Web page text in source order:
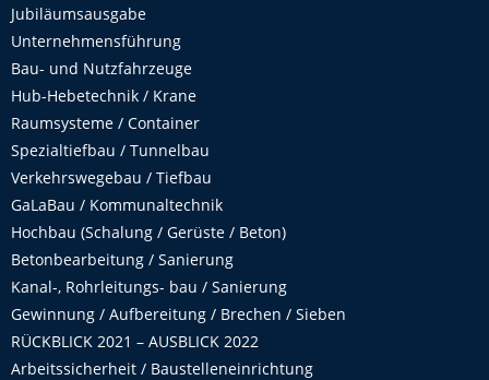
Jubiläumsausgabe
Unternehmensführung
Bau- und Nutzfahrzeuge
Hub-Hebetechnik / Krane
Raumsysteme / Container
Spezialtiefbau / Tunnelbau
Verkehrswegebau / Tiefbau
GaLaBau / Kommunaltechnik
Hochbau (Schalung / Gerüste / Beton)
Betonbearbeitung / Sanierung
Kanal-, Rohrleitungs- bau / Sanierung
Gewinnung / Aufbereitung / Brechen / Sieben
RÜCKBLICK 2021 – AUSBLICK 2022
Arbeitssicherheit / Baustelleneinrichtung